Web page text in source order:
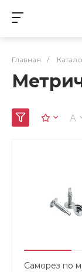
Главная /
Саморез по